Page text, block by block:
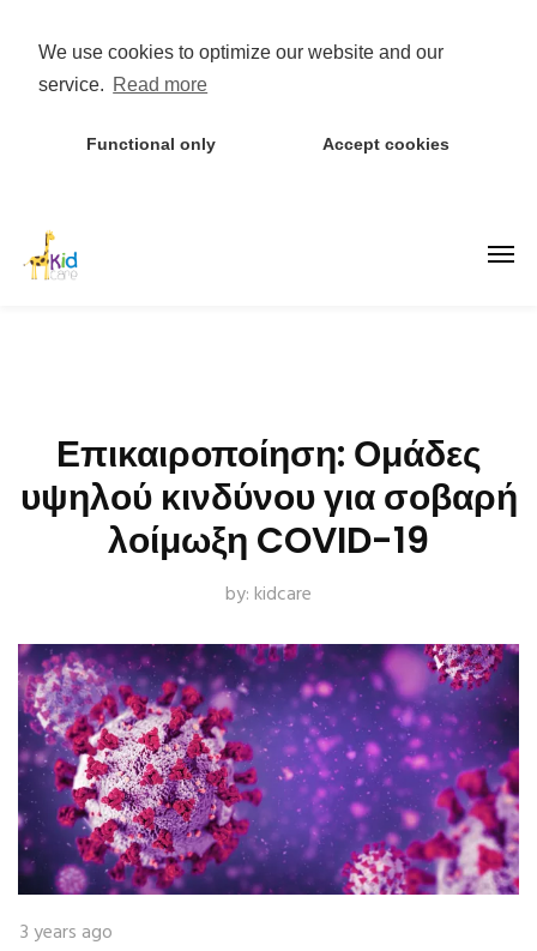
We use cookies to optimize our website and our
service. Read more
Functional only Accept cookies
Επικαιροποίηση: Ομάδες
υψηλού κινδύνου για σοβαρή
λοίμωξη COVID-19
by:kidcare
3 years ago